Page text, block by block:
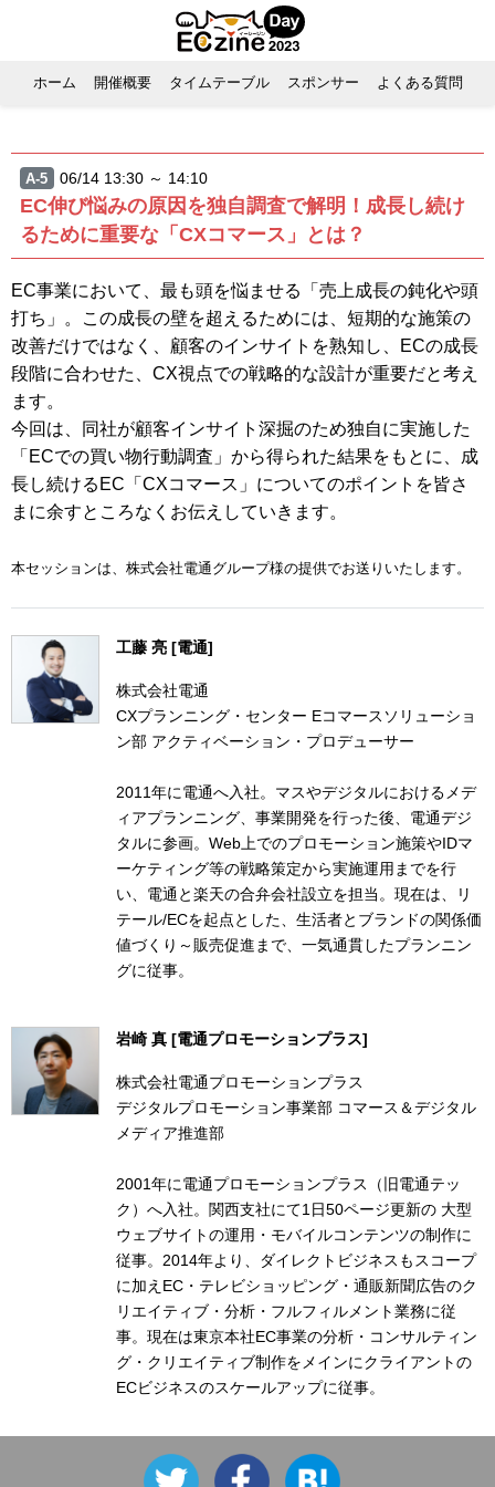
ホーム 開催概要 タイムテーブル スポンサー よくある質問
A-5 06/14 13:30 ～ 14:10
EC伸び悩みの原因を独自調査で解明！成長し続け
るために重要な「CXコマース」とは？
EC事業において、最も頭を悩ませる「売上成長の鈍化や頭
打ち」。この成長の壁を超えるためには、短期的な施策の
改善だけではなく、顧客のインサイトを熟知し、ECの成長
段階に合わせた、CX視点での戦略的な設計が重要だと考え
ます。
今回は、同社が顧客インサイト深掘のため独自に実施した
「ECでの買い物行動調査」から得られた結果をもとに、成
長し続けるEC「CXコマース」についてのポイントを皆さ
まに余すところなくお伝えしていきます。
本セッションは、株式会社電通グループ様の提供でお送りいたします。
工藤 亮 [電通]
株式会社電通
CXプランニング・センター Eコマースソリューショ
ン部 アクティベーション・プロデューサー
2011年に電通へ入社。マスやデジタルにおけるメデ
ィアプランニング、事業開発を行った後、電通デジ
タルに参画。Web上でのプロモーション施策やIDマ
ーケティング等の戦略策定から実施運用までを行
い、電通と楽天の合弁会社設立を担当。現在は、リ
テール/ECを起点とした、生活者とブランドの関係価
値づくり～販売促進まで、一気通貫したプランニン
グに従事。
岩崎 真 [電通プロモーションプラス]
株式会社電通プロモーションプラス
デジタルプロモーション事業部 コマース＆デジタル
メディア推進部
2001年に電通プロモーションプラス（旧電通テッ
ク）へ入社。関西支社にて1日50ページ更新の 大型
ウェブサイトの運用・モバイルコンテンツの制作に
従事。2014年より、ダイレクトビジネスもスコープ
に加えEC・テレビショッピング・通販新聞広告のク
リエイティブ・分析・フルフィルメント業務に従
事。現在は東京本社EC事業の分析・コンサルティン
グ・クリエイティブ制作をメインにクライアントの
ECビジネスのスケールアップに従事。